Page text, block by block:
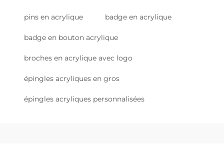
pins en acrylique badge en acrylique
badge en bouton acrylique
broches en acrylique avec logo
épingles acryliques en gros
épingles acryliques personnalisées